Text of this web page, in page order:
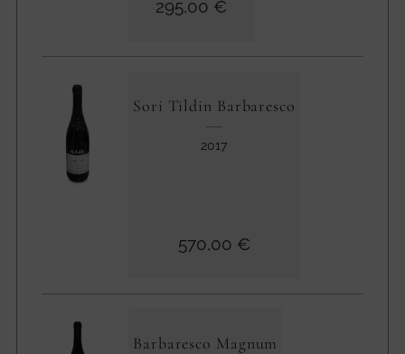
295,00 €
Sori Tildin Barbaresco
2017
570,00 €
Barbaresco Magnum